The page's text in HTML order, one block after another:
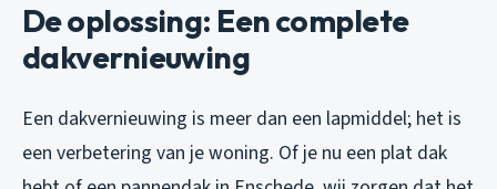
De oplossing: Een complete
dakvernieuwing
Een dakvernieuwing is meer dan een lapmiddel; het is
een verbetering van je woning. Of je nu een plat dak